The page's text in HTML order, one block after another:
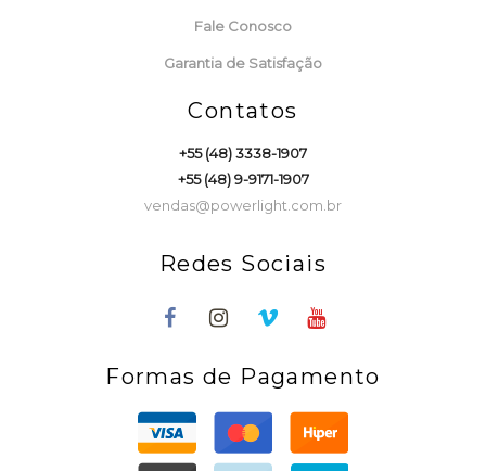
Fale Conosco
Garantia de Satisfação
Contatos
+55 (48) 3338-1907
+55 (48) 9-9171-1907
vendas@powerlight.com.br
Redes Sociais
Formas de Pagamento